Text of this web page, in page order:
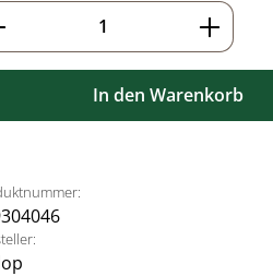
Anzahl: Gib
In den Warenkorb